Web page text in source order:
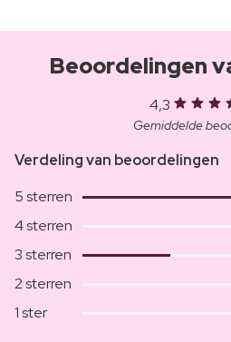
Beoordelingen
4,3
Gemiddelde
Verdeling van beoordelingen
5 sterren
4 sterren
3 sterren
2 sterren
1 ster